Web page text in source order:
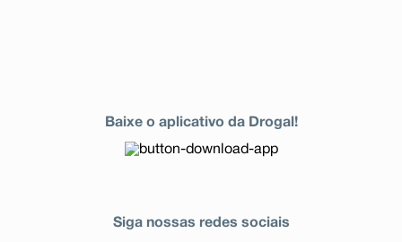
Baixe o aplicativo da Drogal!
Siga nossas redes sociais